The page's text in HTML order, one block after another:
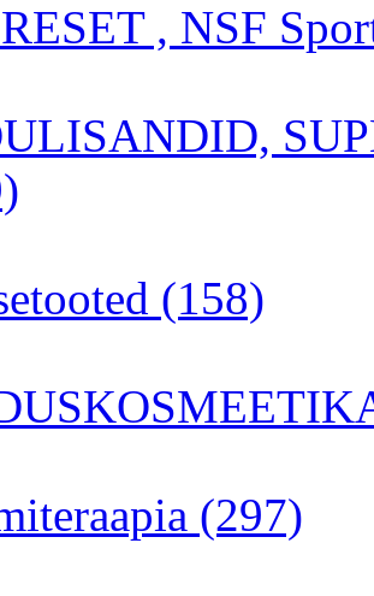
, NSF
(158)
(297)